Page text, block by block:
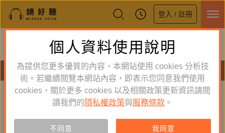
登入 / 註冊
鏡好聽全新APP上線
體驗全面升級，即刻下載
有聲書
C.S. Lewis 新到舊 舊到新
有聲書
個人資料使用說明
為提供您更多優質的內容，本網站使用 cookies 分析技
術。若繼續閱覽本網站內容，即表示您同意我們使用
cookies，關於更多 cookies 以及相關政策更新資訊請閱
讀我們的 隱私權政策與服務條款 。
不同意 我同意